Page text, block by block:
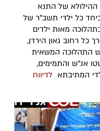
ההילולא של התנא
כל ילדי תשב"ר של
מאות ילדים
כל רחוב גאון הירדן,
התהלוכה המשאית
אנ"ש והתמימים,
המתיבתא לדיווח